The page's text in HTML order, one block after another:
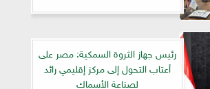
رئيس جهاز الثروة السمكية: مصر على
أعتاب التحول إلى مركز إقليمي رائد
لصناعة الأسماك